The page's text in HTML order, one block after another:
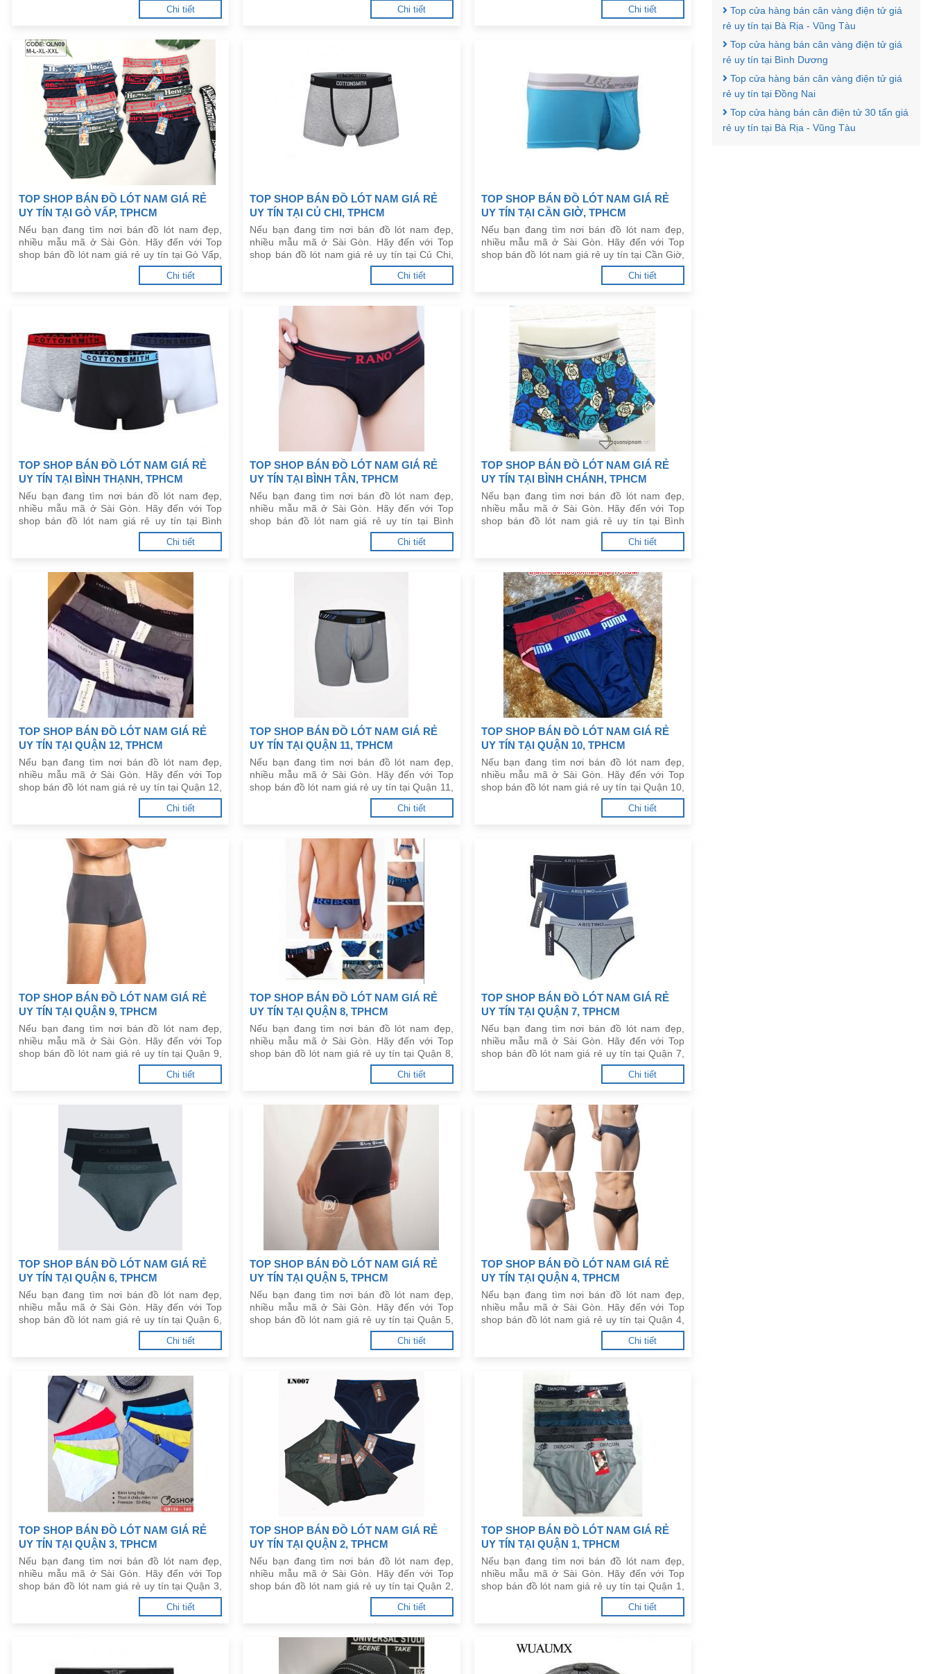
Chi tiết Chi tiết Chi tiết
TOP SHOP BÁN ĐỒ LÓT NAM GIÁ RẺ
UY TÍN TẠI GÒ VẤP, TPHCM
Nếu bạn đang tìm nơi bán đồ lót nam đẹp,
nhiều mẫu mã ở Sài Gòn. Hãy đến với Top
shop bán đồ lót nam giá rẻ uy tín tại Gò Vấp,
Chi tiết
TOP SHOP BÁN ĐỒ LÓT NAM GIÁ RẺ
UY TÍN TẠI CỦ CHI, TPHCM
Nếu bạn đang tìm nơi bán đồ lót nam đẹp,
nhiều mẫu mã ở Sài Gòn. Hãy đến với Top
shop bán đồ lót nam giá rẻ uy tín tại Củ Chi,
Chi tiết
TOP SHOP BÁN ĐỒ LÓT NAM GIÁ RẺ
UY TÍN TẠI CẦN GIỜ, TPHCM
Nếu bạn đang tìm nơi bán đồ lót nam đẹp,
nhiều mẫu mã ở Sài Gòn. Hãy đến với Top
shop bán đồ lót nam giá rẻ uy tín tại Cần Giờ,
Chi tiết
TOP SHOP BÁN ĐỒ LÓT NAM GIÁ RẺ
UY TÍN TẠI BÌNH THẠNH, TPHCM
Nếu bạn đang tìm nơi bán đồ lót nam đẹp,
nhiều mẫu mã ở Sài Gòn. Hãy đến với Top
shop bán đồ lót nam giá rẻ uy tín tại Bình
Chi tiết
TOP SHOP BÁN ĐỒ LÓT NAM GIÁ RẺ
UY TÍN TẠI BÌNH TÂN, TPHCM
Nếu bạn đang tìm nơi bán đồ lót nam đẹp,
nhiều mẫu mã ở Sài Gòn. Hãy đến với Top
shop bán đồ lót nam giá rẻ uy tín tại Bình
Chi tiết
TOP SHOP BÁN ĐỒ LÓT NAM GIÁ RẺ
UY TÍN TẠI BÌNH CHÁNH, TPHCM
Nếu bạn đang tìm nơi bán đồ lót nam đẹp,
nhiều mẫu mã ở Sài Gòn. Hãy đến với Top
shop bán đồ lót nam giá rẻ uy tín tại Bình
Chi tiết
TOP SHOP BÁN ĐỒ LÓT NAM GIÁ RẺ
UY TÍN TẠI QUẬN 12, TPHCM
Nếu bạn đang tìm nơi bán đồ lót nam đẹp,
nhiều mẫu mã ở Sài Gòn. Hãy đến với Top
shop bán đồ lót nam giá rẻ uy tín tại Quận 12,
Chi tiết
TOP SHOP BÁN ĐỒ LÓT NAM GIÁ RẺ
UY TÍN TẠI QUẬN 11, TPHCM
Nếu bạn đang tìm nơi bán đồ lót nam đẹp,
nhiều mẫu mã ở Sài Gòn. Hãy đến với Top
shop bán đồ lót nam giá rẻ uy tín tại Quận 11,
Chi tiết
TOP SHOP BÁN ĐỒ LÓT NAM GIÁ RẺ
UY TÍN TẠI QUẬN 10, TPHCM
Nếu bạn đang tìm nơi bán đồ lót nam đẹp,
nhiều mẫu mã ở Sài Gòn. Hãy đến với Top
shop bán đồ lót nam giá rẻ uy tín tại Quận 10,
Chi tiết
TOP SHOP BÁN ĐỒ LÓT NAM GIÁ RẺ
UY TÍN TẠI QUẬN 9, TPHCM
Nếu bạn đang tìm nơi bán đồ lót nam đẹp,
nhiều mẫu mã ở Sài Gòn. Hãy đến với Top
shop bán đồ lót nam giá rẻ uy tín tại Quận 9,
Chi tiết
TOP SHOP BÁN ĐỒ LÓT NAM GIÁ RẺ
UY TÍN TẠI QUẬN 8, TPHCM
Nếu bạn đang tìm nơi bán đồ lót nam đẹp,
nhiều mẫu mã ở Sài Gòn. Hãy đến với Top
shop bán đồ lót nam giá rẻ uy tín tại Quận 8,
Chi tiết
TOP SHOP BÁN ĐỒ LÓT NAM GIÁ RẺ
UY TÍN TẠI QUẬN 7, TPHCM
Nếu bạn đang tìm nơi bán đồ lót nam đẹp,
nhiều mẫu mã ở Sài Gòn. Hãy đến với Top
shop bán đồ lót nam giá rẻ uy tín tại Quận 7,
Chi tiết
TOP SHOP BÁN ĐỒ LÓT NAM GIÁ RẺ
UY TÍN TẠI QUẬN 6, TPHCM
Nếu bạn đang tìm nơi bán đồ lót nam đẹp,
nhiều mẫu mã ở Sài Gòn. Hãy đến với Top
shop bán đồ lót nam giá rẻ uy tín tại Quận 6,
Chi tiết
TOP SHOP BÁN ĐỒ LÓT NAM GIÁ RẺ
UY TÍN TẠI QUẬN 5, TPHCM
Nếu bạn đang tìm nơi bán đồ lót nam đẹp,
nhiều mẫu mã ở Sài Gòn. Hãy đến với Top
shop bán đồ lót nam giá rẻ uy tín tại Quận 5,
Chi tiết
TOP SHOP BÁN ĐỒ LÓT NAM GIÁ RẺ
UY TÍN TẠI QUẬN 4, TPHCM
Nếu bạn đang tìm nơi bán đồ lót nam đẹp,
nhiều mẫu mã ở Sài Gòn. Hãy đến với Top
shop bán đồ lót nam giá rẻ uy tín tại Quận 4,
Chi tiết
TOP SHOP BÁN ĐỒ LÓT NAM GIÁ RẺ
UY TÍN TẠI QUẬN 3, TPHCM
Nếu bạn đang tìm nơi bán đồ lót nam đẹp,
nhiều mẫu mã ở Sài Gòn. Hãy đến với Top
shop bán đồ lót nam giá rẻ uy tín tại Quận 3,
Chi tiết
TOP SHOP BÁN ĐỒ LÓT NAM GIÁ RẺ
UY TÍN TẠI QUẬN 2, TPHCM
Nếu bạn đang tìm nơi bán đồ lót nam đẹp,
nhiều mẫu mã ở Sài Gòn. Hãy đến với Top
shop bán đồ lót nam giá rẻ uy tín tại Quận 2,
Chi tiết
TOP SHOP BÁN ĐỒ LÓT NAM GIÁ RẺ
UY TÍN TẠI QUẬN 1, TPHCM
Nếu bạn đang tìm nơi bán đồ lót nam đẹp,
nhiều mẫu mã ở Sài Gòn. Hãy đến với Top
shop bán đồ lót nam giá rẻ uy tín tại Quận 1,
Chi tiết
Top cửa hàng bán cân vàng điện tử giá
rẻ uy tín tại Bà Rịa - Vũng Tàu
Top cửa hàng bán cân vàng điện tử giá
rẻ uy tín tại Bình Dương
Top cửa hàng bán cân vàng điện tử giá
rẻ uy tín tại Đồng Nai
Top cửa hàng bán cân điện tử 30 tấn giá
rẻ uy tín tại Bà Rịa - Vũng Tàu